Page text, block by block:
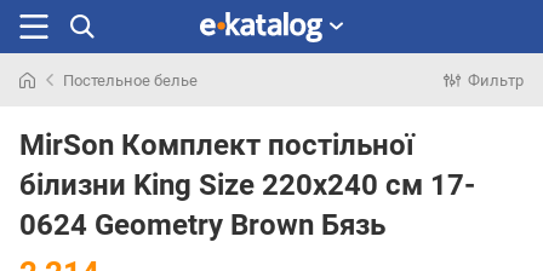
раньше
Постельное белье Фильтр
MirSon Комплект постільної
білизни King Size 220х240 см 17-
0624 Geometry Brown Бязь